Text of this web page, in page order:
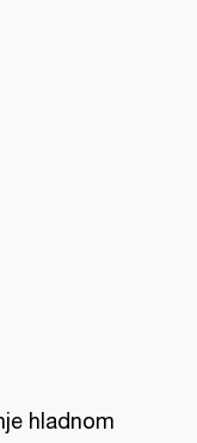
hladnom